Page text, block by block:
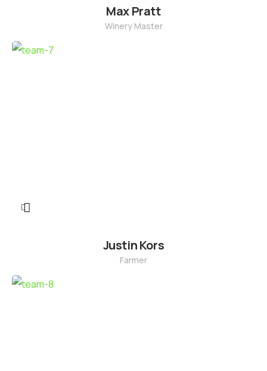
Max Pratt
Winery Master
Justin Kors
Farmer